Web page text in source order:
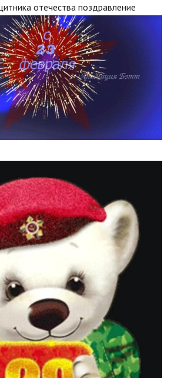
отечества поздравление